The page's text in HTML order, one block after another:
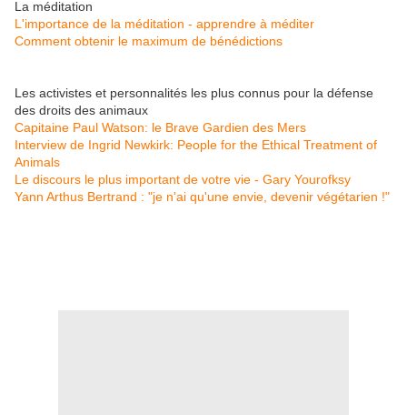
La méditation
L'importance de la méditation - apprendre à méditer
Comment obtenir le maximum de bénédictions
Les activistes et personnalités les plus connus pour la défense
des droits des animaux
Capitaine Paul Watson: le Brave Gardien des Mers
Interview de Ingrid Newkirk: People for the Ethical Treatment of
Animals
Le discours le plus important de votre vie - Gary Yourofksy
Yann Arthus Bertrand : "je n'ai qu'une envie, devenir végétarien !"